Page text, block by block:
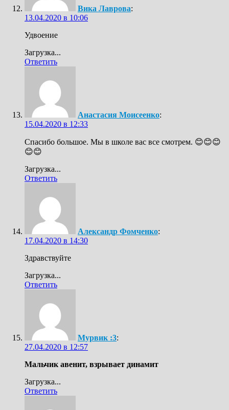
Вика Лаврова:
13.04.2020 в 10:06
Удвоение
Загрузка...
Ответить
Анастасия Моисеенко:
15.04.2020 в 12:33
Спасибо большое. Мы в школе вас все смотрем. 😊😊😊
😊😊
Загрузка...
Ответить
Александр Фомченко:
17.04.2020 в 14:30
Здравствуйте
Загрузка...
Ответить
Мурвик :3:
27.04.2020 в 12:57
Мальчик авенит, взрывает динамит
Загрузка...
Ответить